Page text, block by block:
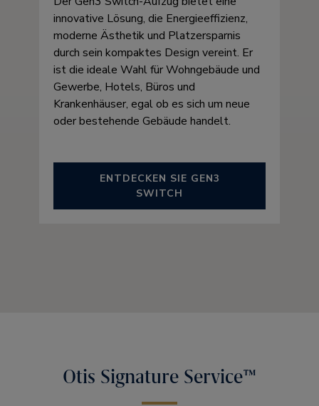
innovative Lösung, die Energieeffizienz,
moderne Ästhetik und Platzersparnis
durch sein kompaktes Design vereint. Er
ist die ideale Wahl für Wohngebäude und
Gewerbe, Hotels, Büros und
Krankenhäuser, egal ob es sich um neue
oder bestehende Gebäude handelt.
ENTDECKEN SIE GEN3
SWITCH
Otis Signature Service™